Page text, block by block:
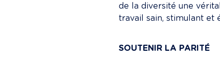
de la diversité une
travail sain, stimulant et
SOUTENIR LA PARITÉ